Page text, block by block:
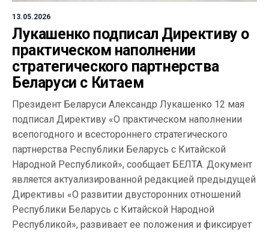
13.05.2026
Лукашенко подписал Директиву о
практическом наполнении
стратегического партнерства
Беларуси с Китаем
Президент Беларуси Александр Лукашенко 12 мая
подписал Директиву «О практическом наполнении
всепогодного и всестороннего стратегического
партнерства Республики Беларусь с Китайской
Народной Республикой», сообщает БЕЛТА. Документ
является актуализированной редакцией предыдущей
Директивы «О развитии двусторонних отношений
Республики Беларусь с Китайской Народной
Республикой», развивает ее положения и фиксирует